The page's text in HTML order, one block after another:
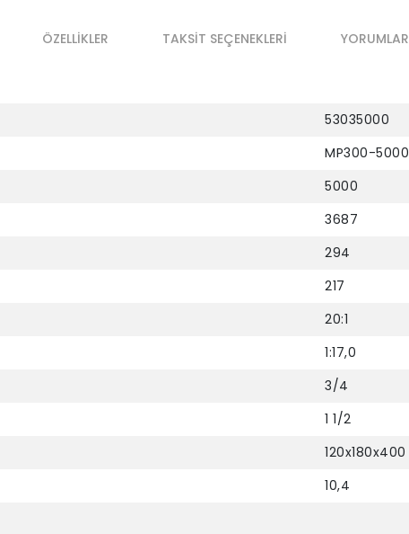
ÖZELLIKLER TAKSIT SEÇENEKLERI YORUMLAR
53035000
MP300-5000
5000
3687
294
217
20:1
1:17,0
3/4
1 1/2
120x180x400
10,4